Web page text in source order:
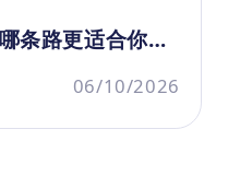
心素养训练，有利
这套小学练习册提
提示,促进学生自
条路更适合你家
06/10/2026